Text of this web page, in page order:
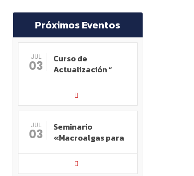
Próximos Eventos
JUL
03
Curso de
Actualización “
JUL
03
Seminario
«Macroalgas para